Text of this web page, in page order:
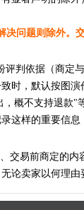
问题则除外。
判依据（商定
时，默认按图
概不支持退款"
这样的重要信息
交易前商定的内
论卖家以何理由